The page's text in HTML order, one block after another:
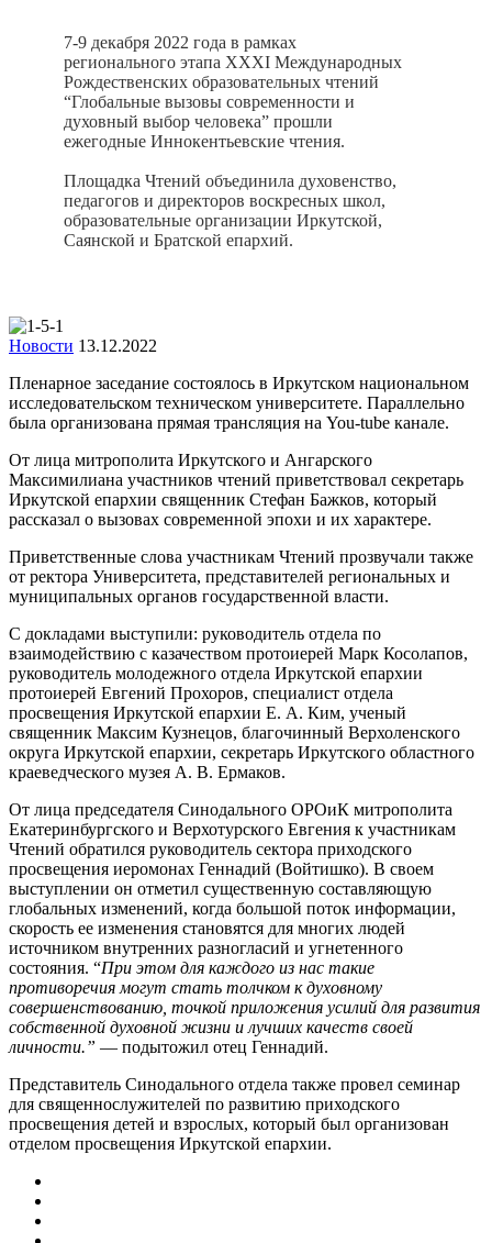
7-9 декабря 2022 года в рамках
регионального этапа XXXI Международных
Рождественских образовательных чтений
“Глобальные вызовы современности и
духовный выбор человека” прошли
ежегодные Иннокентьевские чтения.
Площадка Чтений объединила духовенство,
педагогов и директоров воскресных школ,
образовательные организации Иркутской,
Саянской и Братской епархий.
Новости 13.12.2022
Пленарное заседание состоялось в Иркутском национальном
исследовательском техническом университете. Параллельно
была организована прямая трансляция на You-tube канале.
От лица митрополита Иркутского и Ангарского
Максимилиана участников чтений приветствовал секретарь
Иркутской епархии священник Стефан Бажков, который
рассказал о вызовах современной эпохи и их характере.
Приветственные слова участникам Чтений прозвучали также
от ректора Университета, представителей региональных и
муниципальных органов государственной власти.
С докладами выступили: руководитель отдела по
взаимодействию с казачеством протоиерей Марк Косолапов,
руководитель молодежного отдела Иркутской епархии
протоиерей Евгений Прохоров, специалист отдела
просвещения Иркутской епархии Е. А. Ким, ученый
священник Максим Кузнецов, благочинный Верхоленского
округа Иркутской епархии, секретарь Иркутского областного
краеведческого музея А. В. Ермаков.
От лица председателя Синодального ОРОиК митрополита
Екатеринбургского и Верхотурского Евгения к участникам
Чтений обратился руководитель сектора приходского
просвещения иеромонах Геннадий (Войтишко). В своем
выступлении он отметил существенную составляющую
глобальных изменений, когда большой поток информации,
скорость ее изменения становятся для многих людей
источником внутренних разногласий и угнетенного
состояния. “При этом для каждого из нас такие
противоречия могут стать толчком к духовному
совершенствованию, точкой приложения усилий для развития
собственной духовной жизни и лучших качеств своей
личности.” — подытожил отец Геннадий.
Представитель Синодального отдела также провел семинар
для священнослужителей по развитию приходского
просвещения детей и взрослых, который был организован
отделом просвещения Иркутской епархии.